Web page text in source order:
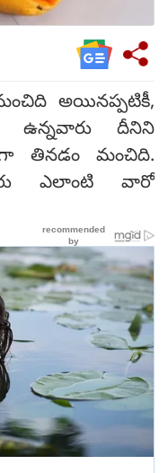
అయినప్పటికీ,
ఉన్నవారు దీనిని
తినడం మంచిది.
ఎలాంటి వారో